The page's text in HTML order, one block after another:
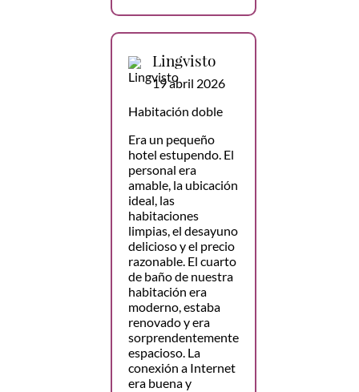
Lingvisto
19 abril 2026
Habitación doble
Era un pequeño
hotel estupendo. El
personal era
amable, la ubicación
ideal, las
habitaciones
limpias, el desayuno
delicioso y el precio
razonable. El cuarto
de baño de nuestra
habitación era
moderno, estaba
renovado y era
sorprendentemente
espacioso. La
conexión a Internet
era buena y